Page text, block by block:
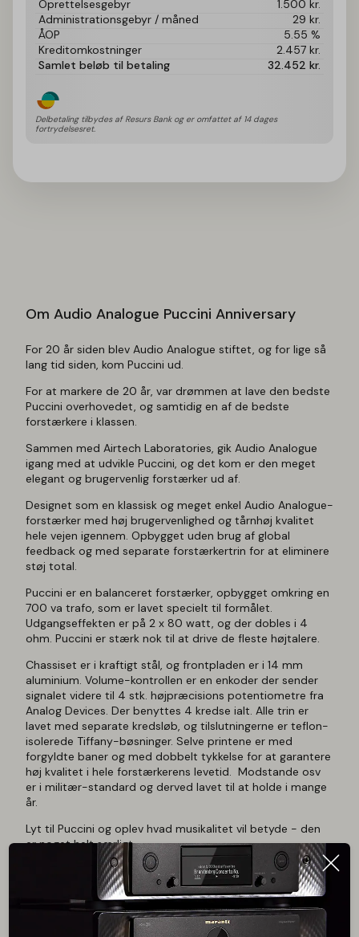
Delbetaling tilbydes af Resurs Bank og er omfattet af 14 dages
fortrydelsesret.
Oprettelsesgebyr
1.500 kr.
Administrationsgebyr / måned
29 kr.
ÅOP
5.55 %
Kreditomkostninger
2.457 kr.
Samlet beløb til betaling
32.452 kr.
Audio Analogue Puccini Anniversary
For 20 år siden blev Audio Analogue stiftet, og for lige så
lang tid siden, kom Puccini ud.
For at markere de 20 år, var drømmen at lave den bedste
Puccini overhovedet, og samtidig en af de bedste
forstærkere i klassen.
Sammen med Airtech Laboratories, gik Audio Analogue
igang med at udvikle Puccini, og det kom er den meget
elegant og brugervenlig forstærker ud af.
Designet som en klassisk og meget enkel Audio Analogue-
forstærker med høj brugervenlighed og tårnhøj kvalitet
hele vejen igennem. Opbygget uden brug af global
feedback og med separate forstærkertrin for at eliminere
støj total.
Puccini er en balanceret forstærker, opbygget omkring en
700 va trafo, som er lavet specielt til formålet.
Udgangseffekten er på 2 x 80 watt, og der dobles i 4
ohm. Puccini er stærk nok til at drive de fleste højtalere.
Chassiset er i kraftigt stål, og frontpladen er i 14 mm
aluminium. Volume-kontrollen er en enkoder der sender
signalet videre til 4 stk. højpræcisions potentiometre fra
Analog Devices. Der benyttes 4 kredse ialt. Alle trin er
lavet med separate kredsløb, og tilslutningerne er teflon-
isolerede Tiffany-bøsninger. Selve printene er med
forgyldte baner og med dobbelt tykkelse for at garantere
høj kvalitet i hele forstærkerens levetid. Modstande osv
er i militær-standard og derved lavet til at holde i mange
år.
Lyt til Puccini og oplev hvad musikalitet vil betyde - den
er noget helt særligt.
Tekniske specifikationer